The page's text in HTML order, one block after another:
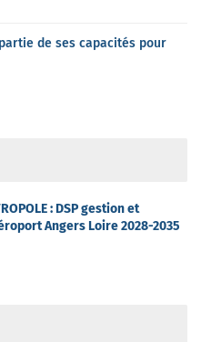
de ses capacités pour
: DSP gestion et
Angers Loire 2028-2035